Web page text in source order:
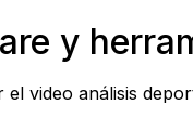
y
video análisis